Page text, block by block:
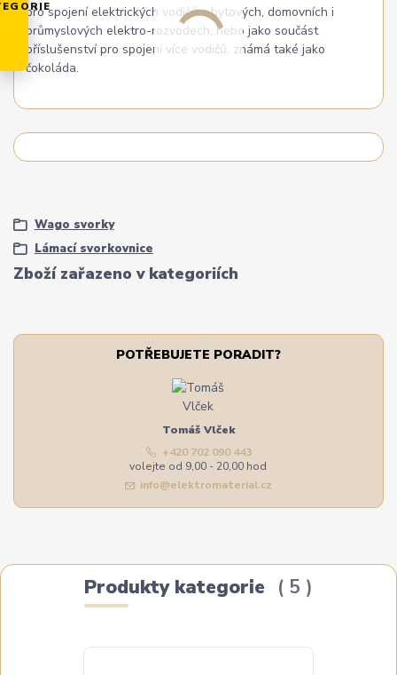
pro spojení elektrických vodičů v bytových, domovních i
průmyslových elektro-rozvodech, nebo jako součást
příslušenství pro spojení více vodičů, známá také jako
čokoláda.
Zboží zařazeno v kategoriích
Wago svorky
Lámací svorkovnice
POTŘEBUJETE PORADIT?
Tomáš Vlček
+420 702 090 443
volejte od 9,00 - 20,00 hod
info@elektromaterial.cz
Produkty kategorie 5